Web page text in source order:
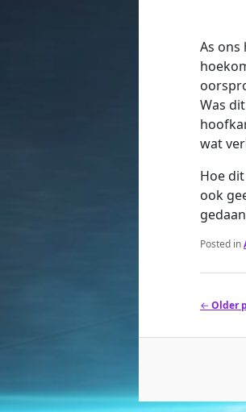
As
Was
wat
Hoe
ook
Posted in
Post
← Older